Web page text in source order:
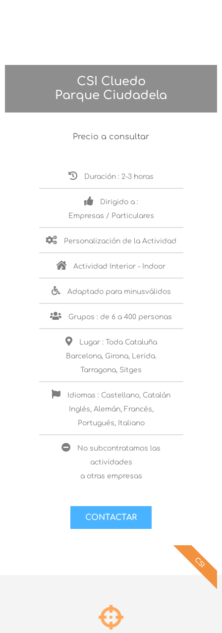
CSI Cluedo
Parque Ciudadela
Precio a consultar
Duración : 2-3 horas
Dirigido a :
Empresas / Particulares
Personalización de la Actividad
Actividad Interior - Indoor
Adaptado para minusválidos
Grupos : de 6 a 400 personas
Lugar : Toda Cataluña
Barcelona, Girona, Lerida.
Tarragona, Sitges
Idiomas : Castellano, Catalán
Inglés, Alemán, Francés,
Portugués, Italiano
No subcontratamos las
actividades
a otras empresas
CONTACTAR
CSI